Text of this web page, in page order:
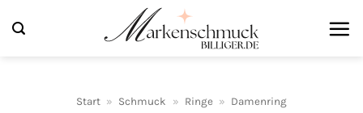
Inhalt
Start » Schmuck » Ringe » Damenring